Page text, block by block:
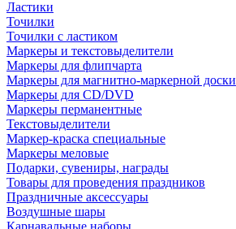
Ластики
Точилки
Точилки с ластиком
Маркеры и текстовыделители
Маркеры для флипчарта
Маркеры для магнитно-маркерной доски
Маркеры для CD/DVD
Маркеры перманентные
Текстовыделители
Маркер-краска специальные
Маркеры меловые
Подарки, сувениры, награды
Товары для проведения праздников
Праздничные аксессуары
Воздушные шары
Карнавальные наборы